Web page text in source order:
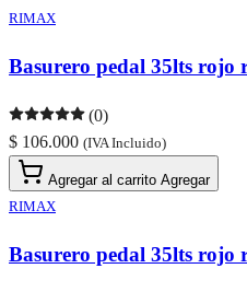
RIMAX
Basurero pedal 35lts rojo
(0)
$ 106.000 (IVA Incluido)
Agregar al carrito Agregar
RIMAX
Basurero pedal 35lts rojo